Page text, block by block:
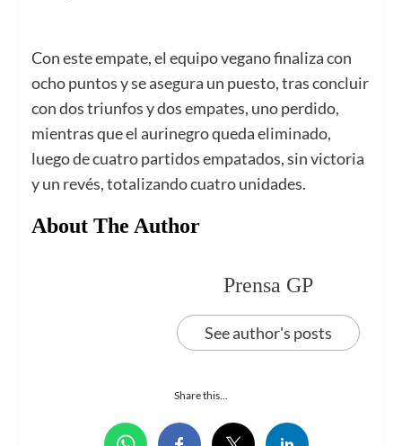
Con este empate, el equipo vegano finaliza con
ocho puntos y se asegura un puesto, tras concluir
con dos triunfos y dos empates, uno perdido,
mientras que el aurinegro queda eliminado,
luego de cuatro partidos empatados, sin victoria
y un revés, totalizando cuatro unidades.
About The Author
Prensa GP
See author's posts
Share this...